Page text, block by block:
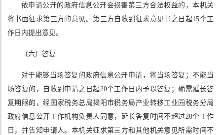
依申请公开的政府信息公开会损害第三方合法权益的，本机关
将书面征求第三方的意见。第三方自收到征求意见书之日起15个工
作日内提出意见。
（六）答复
对于能够当场答复的政府信息公开申请，将当场答复；不能当
场答复的，自收到申请之日起20个工作日内予以答复；确需延长答
复期限的，经国家税务总局揭阳市税务局产业转移工业园税务分局
政府信息公开工作机构负责人同意，延长答复时间不超过20个工作
日，并告知申请人。本机关征求第三方和其他机关意见所需时间不